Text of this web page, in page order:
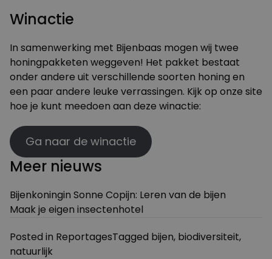
Winactie
In samenwerking met Bijenbaas mogen wij twee
honingpakketen weggeven! Het pakket bestaat
onder andere uit verschillende soorten honing en
een paar andere leuke verrassingen. Kijk op onze site
hoe je kunt meedoen aan deze winactie:
Ga naar de winactie
Meer nieuws
Bijenkoningin Sonne Copijn: Leren van de bijen
Maak je eigen insectenhotel
Posted in ReportagesTagged bijen, biodiversiteit,
natuurlijk